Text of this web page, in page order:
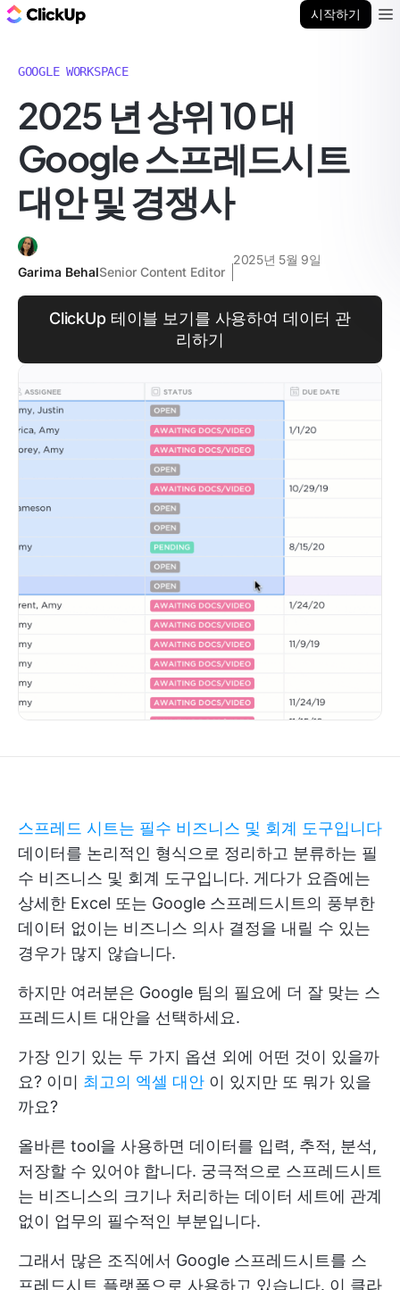
시작하기
GOOGLE WORKSPACE
2025 년 상위 10 대
Google 스프레드시트
대안 및 경쟁사
Garima BehalSenior Content Editor
2025년 5월 9일
ClickUp 테이블 보기를 사용하여 데이터 관
리하기
스프레드 시트는 필수 비즈니스 및 회계 도구입니다
데이터를 논리적인 형식으로 정리하고 분류하는 필
수 비즈니스 및 회계 도구입니다. 게다가 요즘에는
상세한 Excel 또는 Google 스프레드시트의 풍부한
데이터 없이는 비즈니스 의사 결정을 내릴 수 있는
경우가 많지 않습니다.
하지만 여러분은 Google 팀의 필요에 더 잘 맞는 스
프레드시트 대안을 선택하세요.
가장 인기 있는 두 가지 옵션 외에 어떤 것이 있을까
요? 이미 최고의 엑셀 대안 이 있지만 또 뭐가 있을
까요?
올바른 tool을 사용하면 데이터를 입력, 추적, 분석,
저장할 수 있어야 합니다. 궁극적으로 스프레드시트
는 비즈니스의 크기나 처리하는 데이터 세트에 관계
없이 업무의 필수적인 부분입니다.
그래서 많은 조직에서 Google 스프레드시트를 스
프레드시트 플랫폼으로 사용하고 있습니다. 이 클라